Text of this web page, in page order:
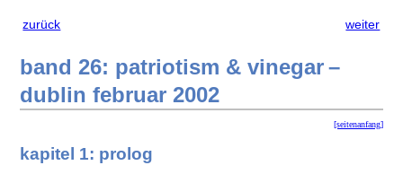
zurück weiter
band 26: patriotism & vinegar –
dublin februar 2002
[seitenanfang]
kapitel 1: prolog